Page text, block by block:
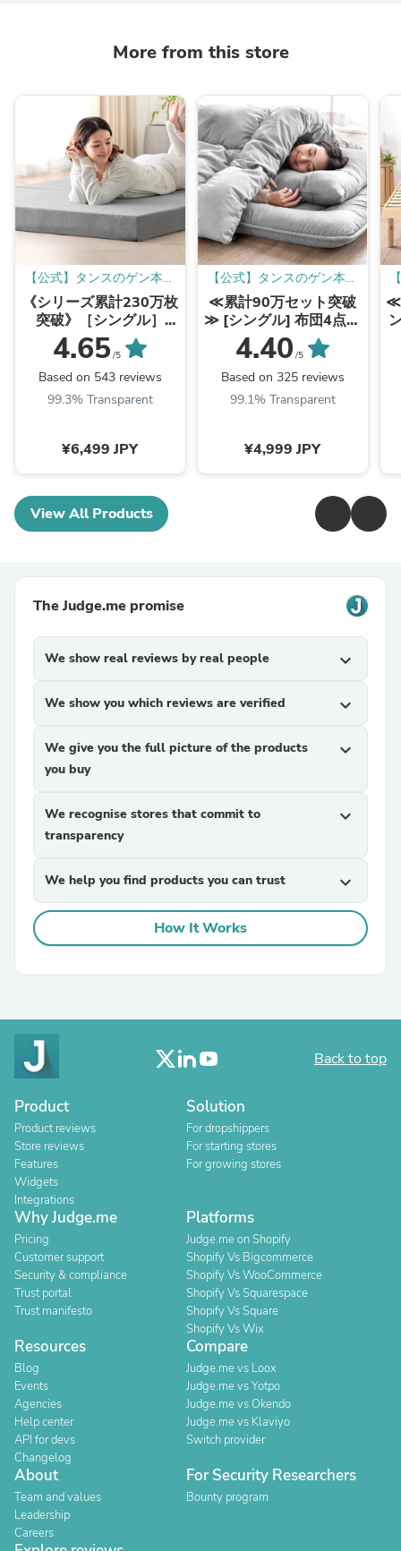
More from this store
【公式】タンスのゲン本店
- 家具・インテリアのネッ
ト通販
《シリーズ累計230万枚
突破》［シングル］
「純」高反発(R) マット
レス 3つ折りタイプ 厚
み10cm 全部洗える 折
りたたみ エコテックス
三つ折り 高反発マット
4.65/5
Based on 543 reviews
99.3% Transparent
¥6,499 JPY
【公式】タンスのゲン本店
- 家具・インテリアのネッ
ト通販
≪累計90万セット突破
≫ [シングル] 布団4点セ
ット 固綿入り 増量
1.5kg 洗える 抗菌 防臭
防カビ 〔61140237〕
4.40 /5
Based on 325 reviews
99.1% Transparent
¥4,999 JPY
-
≪
View All Products
The Judge.me promise
We show real reviews by real people expand_more
We show you which reviews are verified expand_more
We give you the full picture of the products
you buy
expand_more
We recognise stores that commit to
transparency
expand_more
We help you find products you can trust expand_more
How It Works
Back to top
Product
Product reviews
Store reviews
Features
Widgets
Integrations
Solution
For dropshippers
For starting stores
For growing stores
Why Judge.me
Pricing
Customer support
Security & compliance
Trust portal
Trust manifesto
Platforms
Judge.me on Shopify
Shopify Vs Bigcommerce
Shopify Vs WooCommerce
Shopify Vs Squarespace
Shopify Vs Square
Shopify Vs Wix
Resources
Blog
Events
Agencies
Help center
API for devs
Changelog
Compare
Judge.me vs Loox
Judge.me vs Yotpo
Judge.me vs Okendo
Judge.me vs Klaviyo
Switch provider
About
Team and values
Leadership
Careers
For Security Researchers
Bounty program